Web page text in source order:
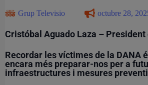
Grup Televisio octubre 28,
Cristóbal Aguado Laza – President
Recordar les víctimes de la DANA
encara més preparar-nos per a
infraestructures i mesures